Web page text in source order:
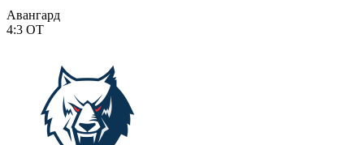
Авангард
4:3 ОТ